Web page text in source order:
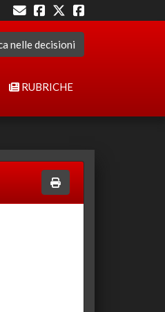
nelle decisioni
RUBRICHE